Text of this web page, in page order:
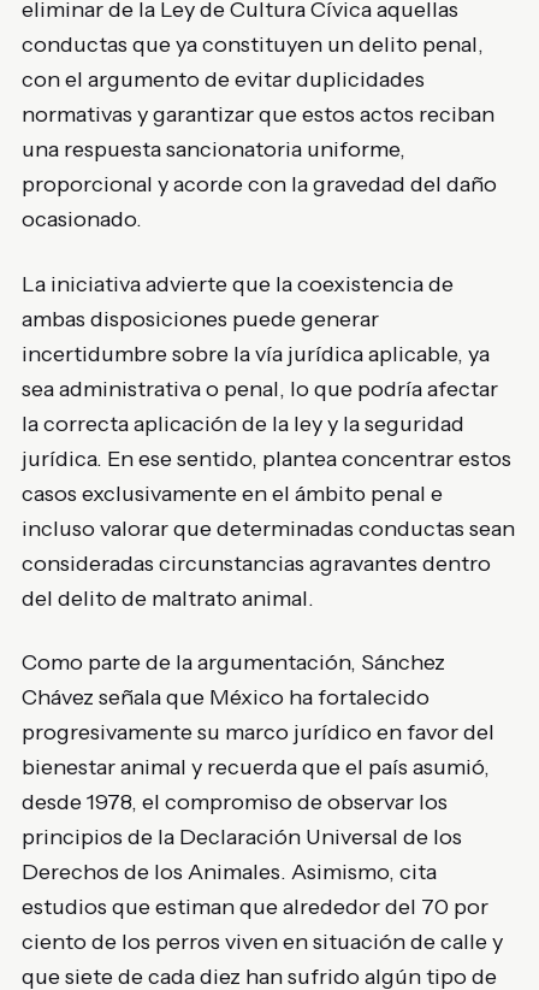
eliminar de la Ley de Cultura Cívica aquellas
conductas que ya constituyen un delito penal,
con el argumento de evitar duplicidades
normativas y garantizar que estos actos reciban
una respuesta sancionatoria uniforme,
proporcional y acorde con la gravedad del daño
ocasionado.
La iniciativa advierte que la coexistencia de
ambas disposiciones puede generar
incertidumbre sobre la vía jurídica aplicable, ya
sea administrativa o penal, lo que podría afectar
la correcta aplicación de la ley y la seguridad
jurídica. En ese sentido, plantea concentrar estos
casos exclusivamente en el ámbito penal e
incluso valorar que determinadas conductas sean
consideradas circunstancias agravantes dentro
del delito de maltrato animal.
Como parte de la argumentación, Sánchez
Chávez señala que México ha fortalecido
progresivamente su marco jurídico en favor del
bienestar animal y recuerda que el país asumió,
desde 1978, el compromiso de observar los
principios de la Declaración Universal de los
Derechos de los Animales. Asimismo, cita
estudios que estiman que alrededor del 70 por
ciento de los perros viven en situación de calle y
que siete de cada diez han sufrido algún tipo de